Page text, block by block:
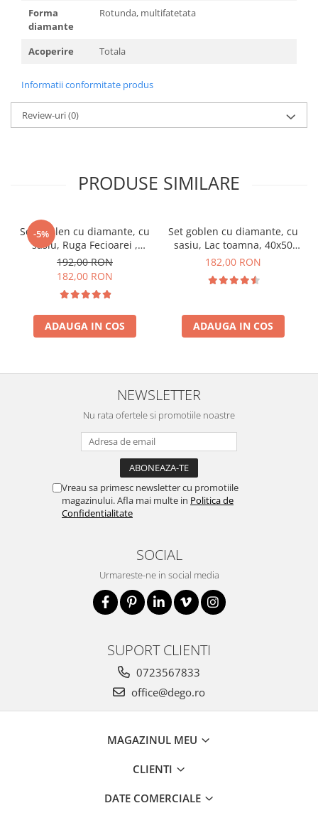
Forma
diamante
Rotunda, multifatetata
Acoperire Totala
Informatii conformitate produs
Review-uri(0)
PRODUSE SIMILARE
-5%
Set goblen cu diamante, cu
sasiu, Ruga Fecioarei ,
40x50 cm
192,00 RON
182,00 RON
ADAUGA IN COS
Set goblen cu diamante, cu
sasiu, Lac toamna, 40x50
cm
182,00 RON
ADAUGA IN COS
NEWSLETTER
Nu rata ofertele si promotiile noastre
Vreau sa primesc newsletter cu promotiile
magazinului. Afla mai multe in Politica de
Confidentialitate
SOCIAL
Urmareste-ne in social media
SUPORT CLIENTI
0723567833
office@dego.ro
MAGAZINUL MEU
CLIENTI
DATE COMERCIALE